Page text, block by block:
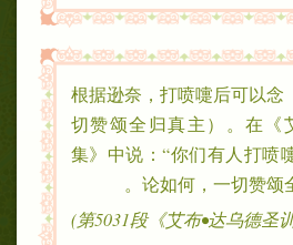
根据逊奈，打喷嚏后可以念
切赞颂全归真主）。在《
集》中说：“你们有人打喷
论如何，一切赞颂全